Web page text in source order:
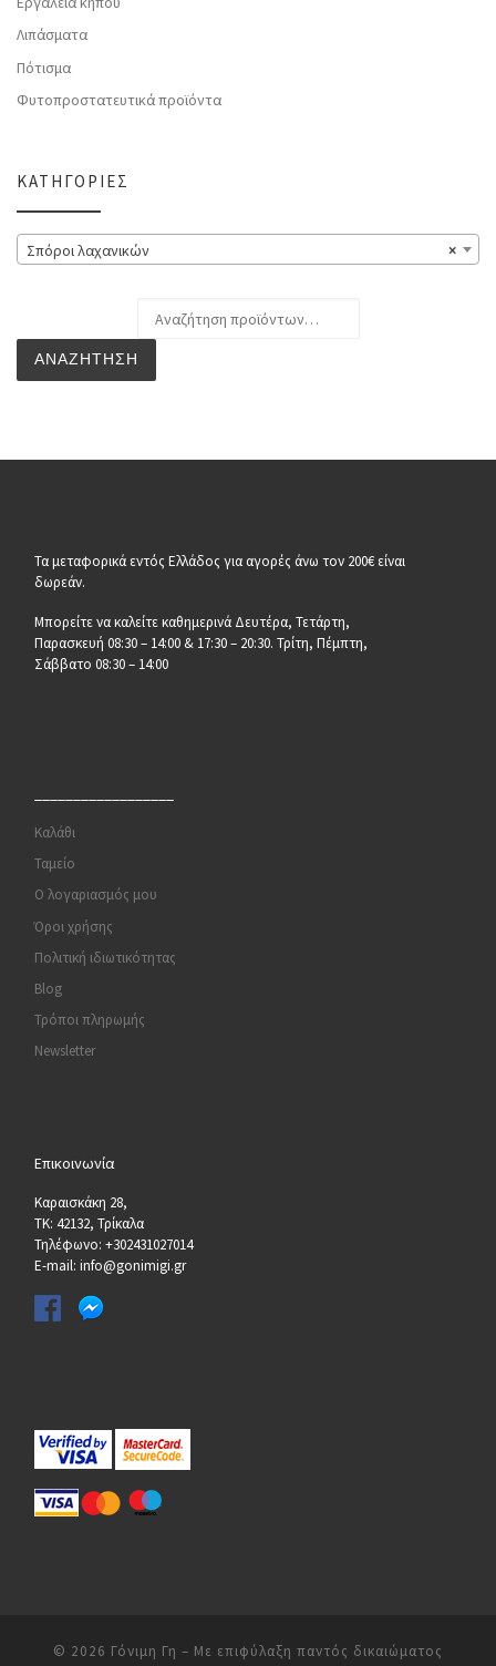
Λιπάσματα
Πότισμα
Φυτοπροστατευτικά προϊόντα
ΚΑΤΗΓΟΡΊΕΣ
×
Σπόροι λαχανικών
ΑΝΑΖΉΤΗΣΗ
Τα μεταφορικά εντός Ελλάδος για αγορές άνω τον 200€ είναι
δωρεάν.
Μπορείτε να καλείτε καθημερινά Δευτέρα, Τετάρτη,
Παρασκευή 08:30 – 14:00 & 17:30 – 20:30. Τρίτη, Πέμπτη,
Σάββατο 08:30 – 14:00
Καλάθι
Ταμείο
Ο λογαριασμός μου
Όροι χρήσης
Πολιτική ιδιωτικότητας
Blog
Τρόποι πληρωμής
Newsletter
Επικοινωνία
Καραισκάκη 28,
ΤΚ: 42132, Τρίκαλα
Τηλέφωνο: +302431027014
E-mail: info@gonimigi.gr
© 2026 Γόνιμη Γη – Με επιφύλαξη παντός δικαιώματος